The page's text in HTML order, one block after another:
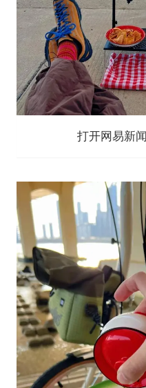
打开网易新